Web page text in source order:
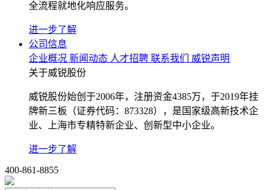
全流程就地化响应服务。
进一步了解
公司信息
企业概况 新闻动态 人才招聘 联系我们
威锐声明
关于威锐股份
威锐股份始创于2006年，注册资金4385万，于2019年挂
牌新三板（证券代码：873328），是国家级高新技术企
业、上海市专精特新企业、创新型中小企业。
进一步了解
400-861-8855